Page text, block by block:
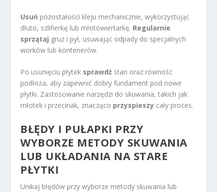
Usuń pozostałości kleju mechanicznie, wykorzystując
dłuto, szlifierkę lub młotowiertarkę. Regularnie
sprzątaj gruz i pył, usuwając odpady do specjalnych
worków lub kontenerów.
Po usunięciu płytek sprawdź stan oraz równość
podłoża, aby zapewnić dobry fundament pod nowe
płytki. Zastosowanie narzędzi do skuwania, takich jak
młotek i przecinak, znacząco przyspieszy cały proces.
BŁĘDY I PUŁAPKI PRZY
WYBORZE METODY SKUWANIA
LUB UKŁADANIA NA STARE
PŁYTKI
Unikaj błędów przy wyborze metody skuwania lub